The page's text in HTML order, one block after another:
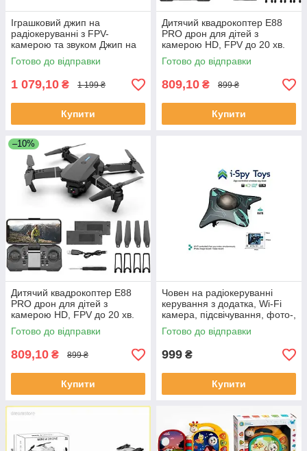
Іграшковий джип на
радіокеруванні з FPV-
камерою та звуком Джип на
ролекових колесах з
підсвічуванням
Готово до відправки
1 079,10 ₴ 1 199 ₴
Купити
Дитячий квадрокоптер E88
PRO дрон для дітей з
камерою HD, FPV до 20 хв.
польоту \ кейс
Готово до відправки
809,10 ₴ 899 ₴
Купити
–10%
Дитячий квадрокоптер E88
PRO дрон для дітей з
камерою HD, FPV до 20 хв.
польоту \ кейс
Готово до відправки
809,10 ₴ 899 ₴
Купити
Човен на радіокеруванні
керування з додатка, Wi-Fi
камера, підсвічування, фото-,
відеозйомка, вбудованний
акумулятор
Готово до відправки
999 ₴
Купити